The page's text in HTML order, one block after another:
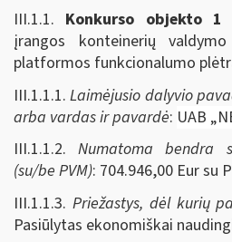
III.1.1. Konkurso objekto 1
įrangos konteinerių
platformos funkcionalumo
III.1.1.1. Laimėjusio dalyvio
arba vardas ir pavardė: UAB
III.1.1.2.Numatoma bendra
(su/be PVM): 704.946,00 Eur su
III.1.1.3. Priežastys, dėl kurių
Pasiūlytas ekonomiškai